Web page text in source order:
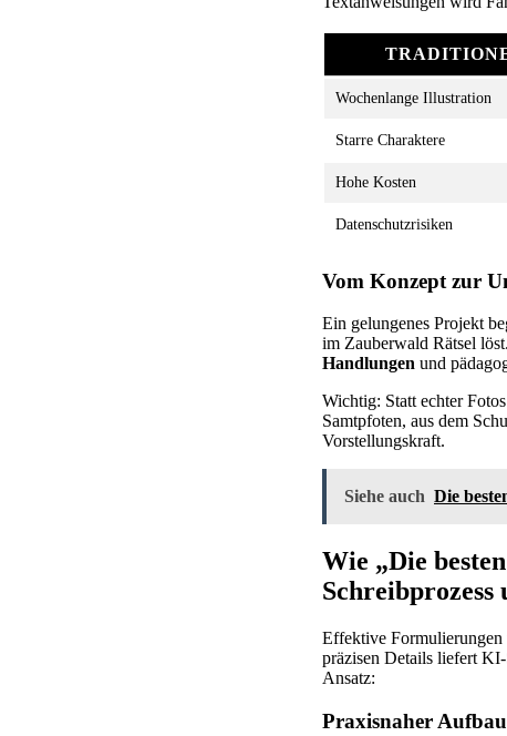
Wochenlange Illustration
Starre Charaktere
Hohe Kosten
Datenschutzrisiken
Vom Konzept zur
Ein gelungenes Projekt
im Zauberwald Rätsel
Handlungen und
Wichtig: Statt echter
Samtpfoten, aus dem
Vorstellungskraft.
Siehe auch Die
Wie „Die
Schreibprozess
Effektive Formulierungen
präzisen Details liefert
Ansatz:
Praxisnaher